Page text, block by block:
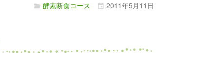
酵素断食コース 2011年5月 11日